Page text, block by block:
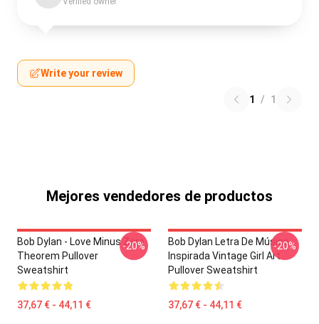
Write your review
1 / 1
Mejores vendedores de productos
Bob Dylan - Love Minus Zero
Theorem Pullover
Sweatshirt
37,67 € - 44,11 €
-20%
Bob Dylan Letra De Música
Inspirada Vintage Girl Art
Pullover Sweatshirt
37,67 € - 44,11 €
-20%